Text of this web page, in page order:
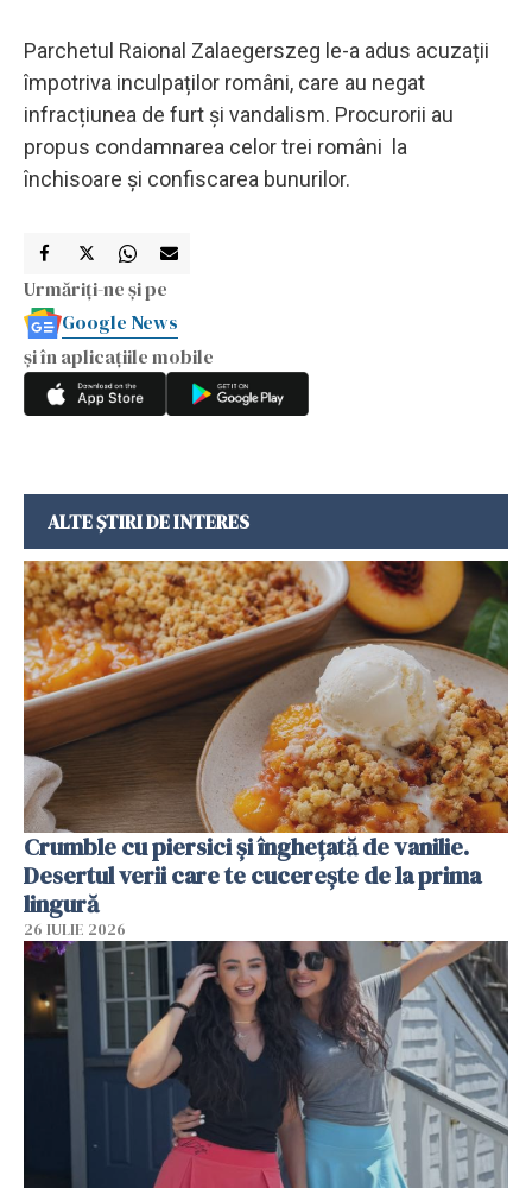
Parchetul Raional Zalaegerszeg le-a adus acuzații
împotriva inculpaților români, care au negat
infracțiunea de furt și vandalism. Procurorii au
propus condamnarea celor trei români la
închisoare și confiscarea bunurilor.
Urmăriți-ne și pe
Google News
și în aplicațiile mobile
ALTE ȘTIRI DE INTERES
Crumble cu piersici și înghețată de vanilie.
Desertul verii care te cucerește de la prima
lingură
26 IULIE 2026